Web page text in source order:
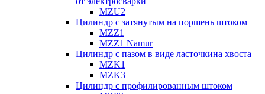
MZU2
Цилиндр с затянутым на поршень штоком
MZZ1
MZZ1 Namur
Цилиндр с пазом в виде ласточкина хвоста
MZK1
MZK3
Цилиндр с профилированным штоком